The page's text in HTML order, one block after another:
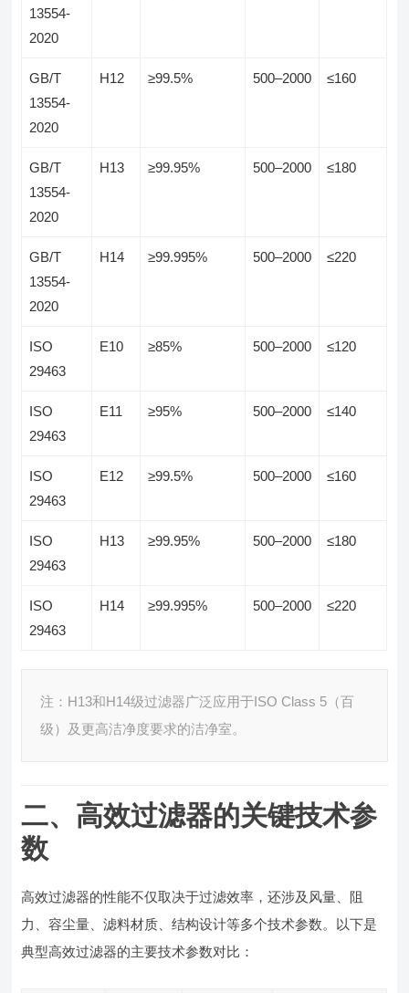
13554-
2020
GB/T
13554-
2020
H12 ≥99.5% 500–2000 ≤160
GB/T
13554-
2020
H13 ≥99.95% 500–2000 ≤180
GB/T
13554-
2020
H14 ≥99.995% 500–2000 ≤220
ISO
29463
E10 ≥85% 500–2000 ≤120
ISO
29463
E11 ≥95% 500–2000 ≤140
ISO
29463
E12 ≥99.5% 500–2000 ≤160
ISO
29463
H13 ≥99.95% 500–2000 ≤180
ISO
29463
H14 ≥99.995% 500–2000 ≤220
注：H13和H14级过滤器广泛应用于ISO Class 5（百
级）及更高洁净度要求的洁净室。
二、高效过滤器的关键技术参
数
高效过滤器的性能不仅取决于过滤效率，还涉及风量、阻
力、容尘量、滤料材质、结构设计等多个技术参数。以下是
典型高效过滤器的主要技术参数对比：